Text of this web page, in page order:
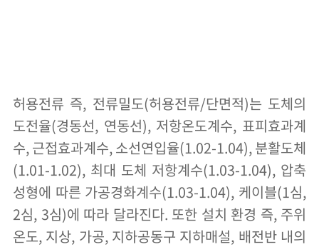
허용전류 즉, 전류밀도(허용전류/단면적)는 도체의
도전율(경동선, 연동선), 저항온도계수, 표피효과계
수, 근접효과계수, 소선연입율(1.02-1.04), 분활도체
(1.01-1.02), 최대 도체 저항계수(1.03-1.04), 압축
성형에 따른 가공경화계수(1.03-1.04), 케이블(1심,
2심, 3심)에 따라 달라진다. 또한 설치 환경 즉, 주위
온도, 지상, 가공, 지하공동구 지하매설, 배전반 내의